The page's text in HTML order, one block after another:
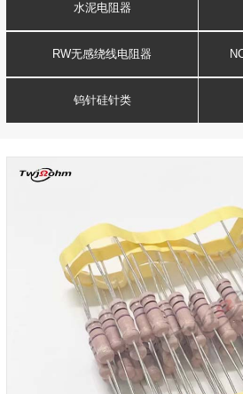
水泥电阻器
RW无感绕线电阻器
钨针硅针类